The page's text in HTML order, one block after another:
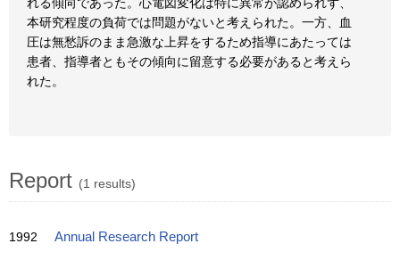
本研究程度の負荷では問題がないと考えられた。一方、血
圧は無愁訴のまま急激な上昇をするため指導にあたっては
患者、指導者ともその傾向に留意する必要があると考えら
れた。
Report (1 results)
1992 Annual Research Report